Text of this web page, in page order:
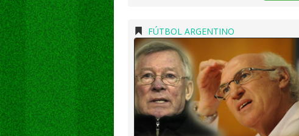
FÚTBOL ARGENTINO